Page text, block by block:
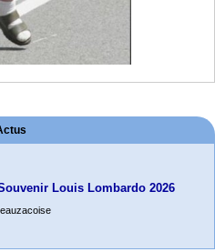
Louis Lombardo 2026